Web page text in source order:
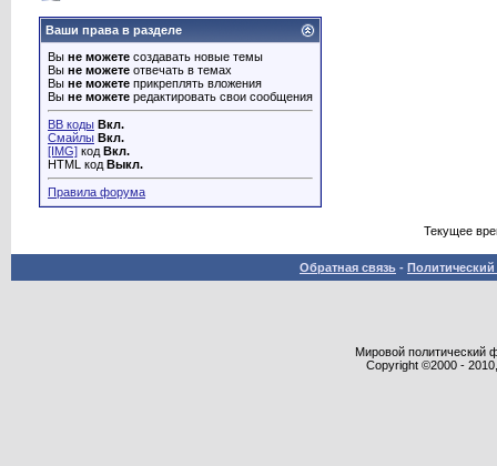
Ваши права в разделе
Вы не можете создавать новые темы
Вы не можете отвечать в темах
Вы не можете прикреплять вложения
Вы не можете редактировать свои сообщения
BB коды Вкл.
Смайлы Вкл.
[IMG] код Вкл.
HTML код Выкл.
Правила форума
Текущее
Обратная связь -
Мировой политический
Copyright ©2000 -